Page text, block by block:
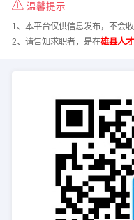
温馨提示
1、本平台仅供信息发布，不会
2、请告知求职者，是在雄县人